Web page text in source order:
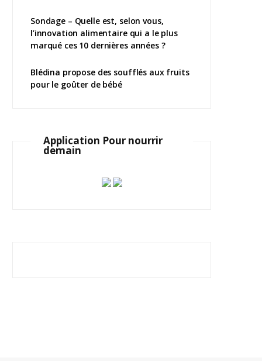
Sondage – Quelle est, selon vous,
l’innovation alimentaire qui a le plus
marqué ces 10 dernières années ?
Blédina propose des soufflés aux fruits
pour le goûter de bébé
Application Pour nourrir
demain